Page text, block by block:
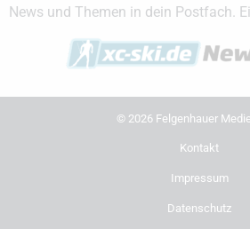
News und Themen in dein Postfach.
© 2026 Felgenhauer
Kontakt
Impressum
Datenschutz